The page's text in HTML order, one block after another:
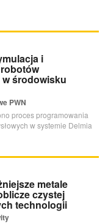
i
środowisku
PWN
proces programowania
w systemie Delmia
metale
czystej
technologii